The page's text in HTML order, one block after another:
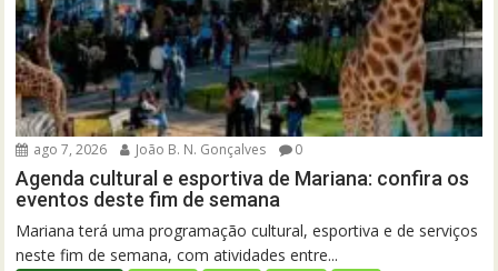
ago 7, 2026 João B. N. Gonçalves 0
Agenda cultural e esportiva de Mariana: confira os
eventos deste fim de semana
Mariana terá uma programação cultural, esportiva e de serviços
neste fim de semana, com atividades entre...